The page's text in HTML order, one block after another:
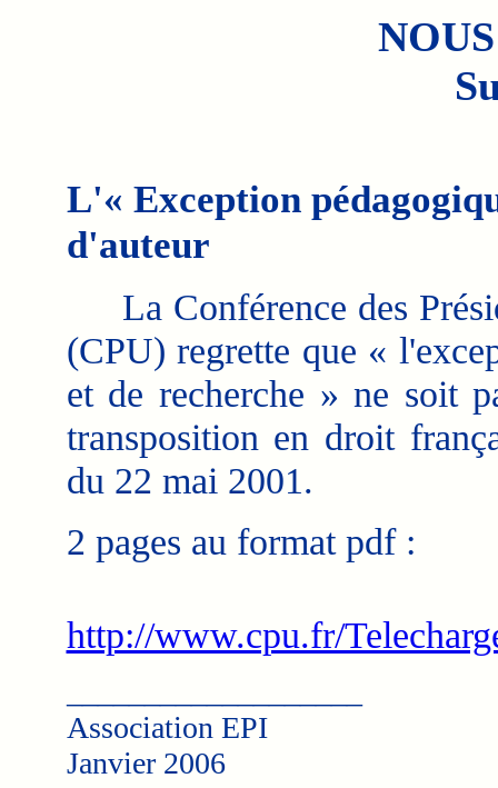
L'« Exception
d'auteur
La Conférence des
(CPU) regrette que «
et de recherche » ne soit
transposition en droit
du 22 mai 2001.
2 pages au format pdf :
http://www.cpu.fr/
Association EPI
Janvier 2006